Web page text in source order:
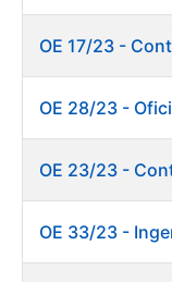
Mostrar/Ocultar
Mostrar/Ocultar
Mostrar/
OE 23/23 -